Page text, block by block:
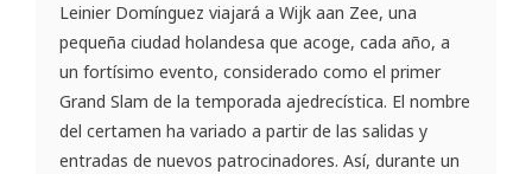
Leinier Domínguez viajará a Wijk aan Zee, una
pequeña ciudad holandesa que acoge, cada año, a
un fortísimo evento, considerado como el primer
Grand Slam de la temporada ajedrecística. El nombre
del certamen ha variado a partir de las salidas y
entradas de nuevos patrocinadores. Así, durante un